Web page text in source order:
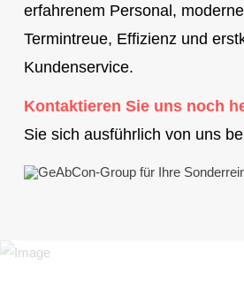
erfahrenem Personal,
Termintreue, Effizienz und
Kundenservice.
Kontaktieren Sie uns noch
Sie sich ausführlich von uns